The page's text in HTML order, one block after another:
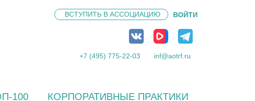
ВСТУПИТЬ В АССОЦИАЦИЮ ВОЙТИ
+7 (495) 775-22-03 inf@aotrf.ru
100 КОРПОРАТИВНЫЕ ПРАКТИКИ